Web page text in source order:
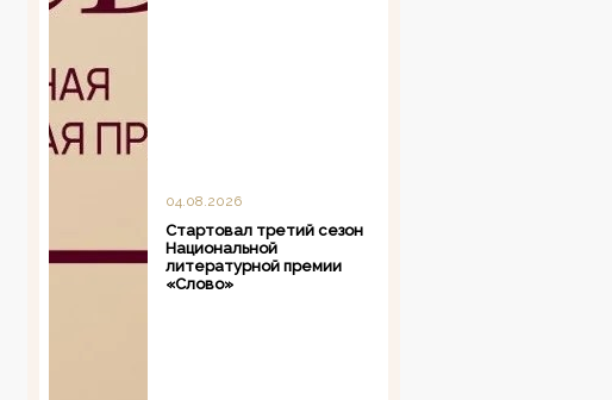
04.08.2026
Стартовал третий сезон
Национальной
литературной премии
«Слово»